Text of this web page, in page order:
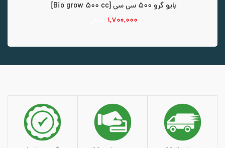
بایو گرو 500 سی سی [Bio grow 500 cc]
۱,۷۰۰,۰۰۰
افزودن به سبد خرید